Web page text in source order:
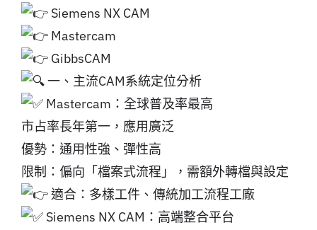
Siemens NX CAM
Mastercam
GibbsCAM
一、主流CAM系統定位分析
Mastercam：全球普及率最高
市占率長年第一，應用廣泛
優勢：通用性強、彈性高
限制：偏向「檔案式流程」，需額外轉檔與設定
適合：多樣工件、傳統加工流程工廠
Siemens NX CAM：高端整合平台